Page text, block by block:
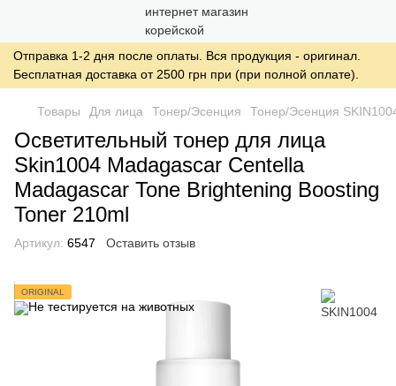
Отправка 1-2 дня после оплаты. Вся продукция - оригинал.
Бесплатная доставка от 2500 грн при (при полной оплате).
Товары Для лица Тонер/Эсенция Тонер/Эсенция
Осветительный тонер для лица
Skin1004 Madagascar Centella
Madagascar Tone Brightening Boosting
Toner 210ml
Артикул: 6547 Оставить отзыв
ORIGINAL